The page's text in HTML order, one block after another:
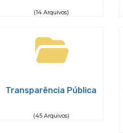
(14 Arquivos)
Transparência Pública
(45 Arquivos)